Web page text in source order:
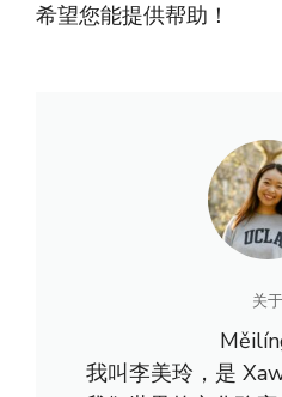
希望您能提供帮助！
关于
我叫李美玲，是